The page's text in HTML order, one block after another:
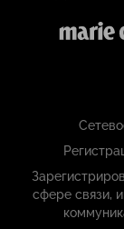
сфере связи,